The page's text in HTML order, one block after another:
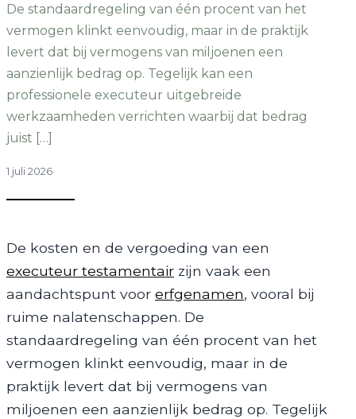
De standaardregeling van één procent van het
vermogen klinkt eenvoudig, maar in de praktijk
levert dat bij vermogens van miljoenen een
aanzienlijk bedrag op. Tegelijk kan een
professionele executeur uitgebreide
werkzaamheden verrichten waarbij dat bedrag
juist […]
1 juli 2026
De kosten en de vergoeding van een
executeur testamentair zijn vaak een
aandachtspunt voor erfgenamen, vooral bij
ruime nalatenschappen. De
standaardregeling van één procent van het
vermogen klinkt eenvoudig, maar in de
praktijk levert dat bij vermogens van
miljoenen een aanzienlijk bedrag op. Tegelijk